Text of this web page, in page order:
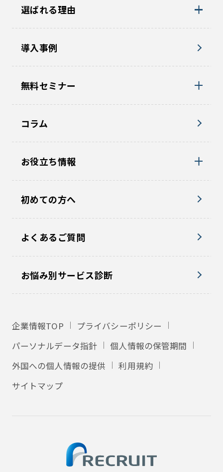
選ばれる理由
導入事例
無料セミナー
コラム
お役立ち情報
初めての方へ
よくあるご質問
お悩み別サービス診断
企業情報TOP
プライバシーポリシー
パーソナルデータ指針
個人情報の保管期間
外国への個人情報の提供
利用規約
サイトマップ